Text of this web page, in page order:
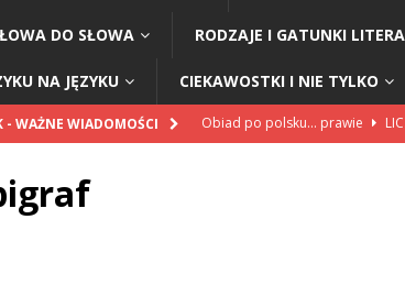
DO SŁOWA RODZAJE I GATUNKI
NA JĘZYKU CIEKAWOSTKI I NIE TYLKO
- WAŻNE WIADOMOŚCI Obiad po polsku… prawie